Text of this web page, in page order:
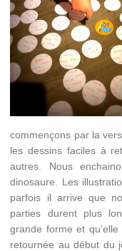
commençons par la
les dessins faciles à
autres. Nous
dinosaure. Les
parfois il arrive que
parties durent plus
grande forme et
retournée au début du